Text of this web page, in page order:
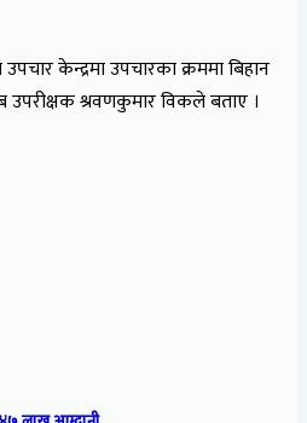
उपचार केन्द्रमा उपचारका क्रममा बिहान
उपरीक्षक श्रवणकुमार विकले बताए ।